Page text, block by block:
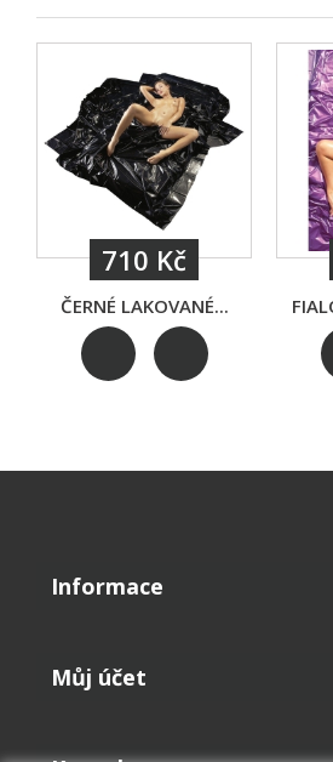
710 Kč
ČERNÉ LAKOVANÉ...
Informace
Můj účet